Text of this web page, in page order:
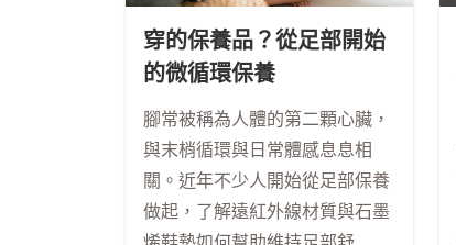
穿的保養品？從足部開始
的微循環保養
腳常被稱為人體的第二顆心臟，
與末梢循環與日常體感息息相
關。近年不少人開始從足部保養
做起，了解遠紅外線材質與石墨